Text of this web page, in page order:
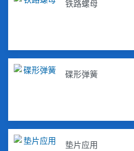
铁路螺母
碟形弹簧
垫片应用